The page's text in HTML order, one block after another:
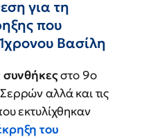
για τη
που
Βασίλη
συνθήκεςστο 9ο
αλλά και τις
εκτυλίχθηκαν
του